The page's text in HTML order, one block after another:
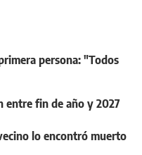
persona: "Todos
entre fin de año y 2027
lo encontró muerto